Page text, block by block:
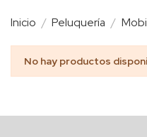
Inicio Peluquería
No hay productos